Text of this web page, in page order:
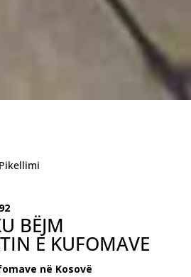
BËJM
E KUFOMAVE
në Kosovë